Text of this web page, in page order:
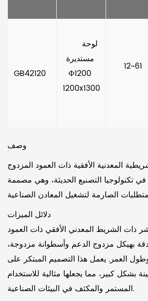
GB42120
مستديرة
Φ1200
1200x1300
وصف
المعدنية الأفقية ذات العمود المزدوج
في تكنولوجيا التصنيع الحديثة، وهي مصممة
دلائل الميزات
ذات الشريط المعدني الأفقي ذات العمود
بهيكل مزدوج الدعم وأسطوانة مزدوجة،
العمر. يعمل هذا التصميم المبتكر على
بشكل كبير، مما يجعلها مثالية للاستخدام
المستمر والمكثف في البيئات الصناعية.